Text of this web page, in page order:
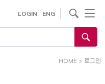
LOGIN ENG
HOME > 로그인